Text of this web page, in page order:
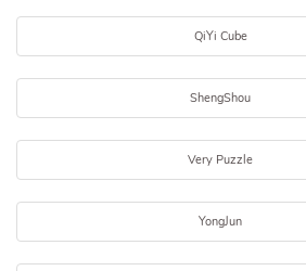
QiYi Cube
ShengShou
Very Puzzle
YongJun